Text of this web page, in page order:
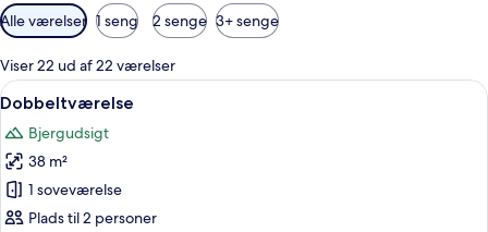
Tilgængelige
filtre
for
værelser
Alle værelser 1 seng 2 senge 3+ senge
Viser 22 ud af 22 værelser
Indlæs
alle
billeder
af
Dobbeltværelse
Pengeskab på værelset, skrivebord,
5
Dobbeltværelse
Bjergudsigt
38 m²
1 soveværelse
Plads til 2 personer